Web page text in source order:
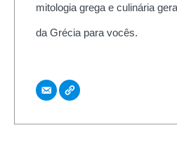
mitologia grega e culinária
da Grécia para vocês.